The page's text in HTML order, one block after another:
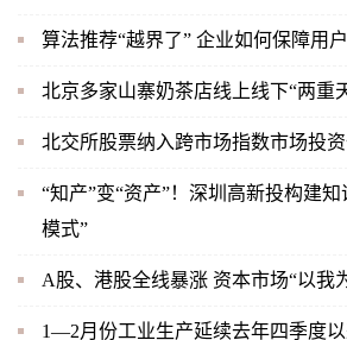
算法推荐“越界了” 企业如何保障用
北京多家山寨奶茶店线上线下“两重
北交所股票纳入跨市场指数市场投
“知产”变“资产”！深圳高新投构建知
模式”
A股、港股全线暴涨 资本市场“以我
1—2月份工业生产延续去年四季度